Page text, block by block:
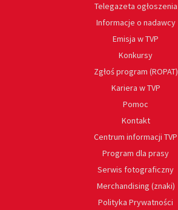
Telegazeta ogłoszenia
Informacje o nadawcy
Emisja w TVP
Konkursy
Zgłoś program (ROPAT)
Kariera w TVP
Pomoc
Kontakt
Centrum informacji TVP
Program dla prasy
Serwis fotograficzny
Merchandising (znaki)
Polityka Prywatności